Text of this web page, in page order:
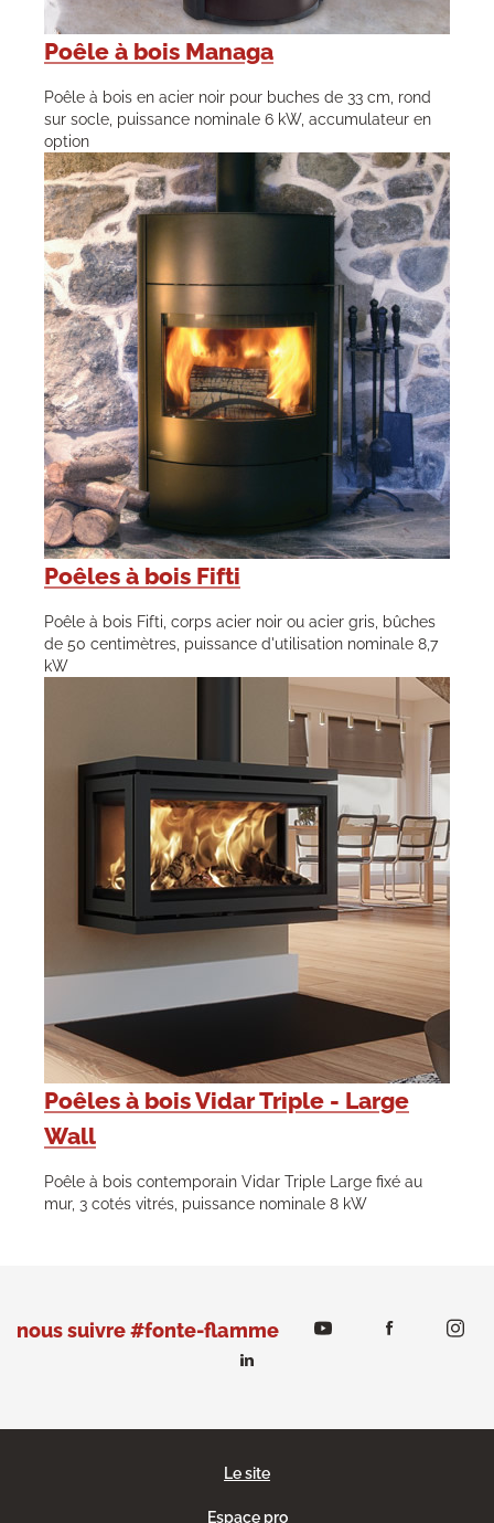
Poêle à bois Managa
Poêle à bois en acier noir pour buches de 33 cm, rond
sur socle, puissance nominale 6 kW, accumulateur en
option
Poêles à bois Fifti
Poêle à bois Fifti, corps acier noir ou acier gris, bûches
de 50 centimètres, puissance d'utilisation nominale 8,7
kW
Poêles à bois Vidar Triple - Large
Wall
Poêle à bois contemporain Vidar Triple Large fixé au
mur, 3 cotés vitrés, puissance nominale 8 kW
nous suivre #fonte-flamme
Le site
Espace pro